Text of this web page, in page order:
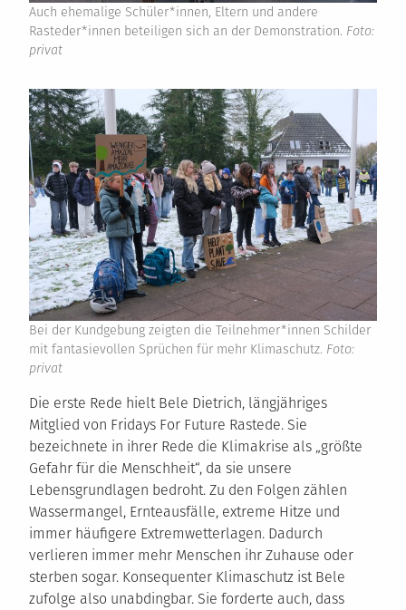
Auch ehemalige Schüler*innen, Eltern und andere
Rasteder*innen beteiligen sich an der Demonstration. Foto:
privat
Bei der Kundgebung zeigten die Teilnehmer*innen Schilder
mit fantasievollen Sprüchen für mehr Klimaschutz. Foto:
privat
Die erste Rede hielt Bele Dietrich, längjähriges
Mitglied von Fridays For Future Rastede. Sie
bezeichnete in ihrer Rede die Klimakrise als „größte
Gefahr für die Menschheit“, da sie unsere
Lebensgrundlagen bedroht. Zu den Folgen zählen
Wassermangel, Ernteausfälle, extreme Hitze und
immer häufigere Extremwetterlagen. Dadurch
verlieren immer mehr Menschen ihr Zuhause oder
sterben sogar. Konsequenter Klimaschutz ist Bele
zufolge also unabdingbar. Sie forderte auch, dass